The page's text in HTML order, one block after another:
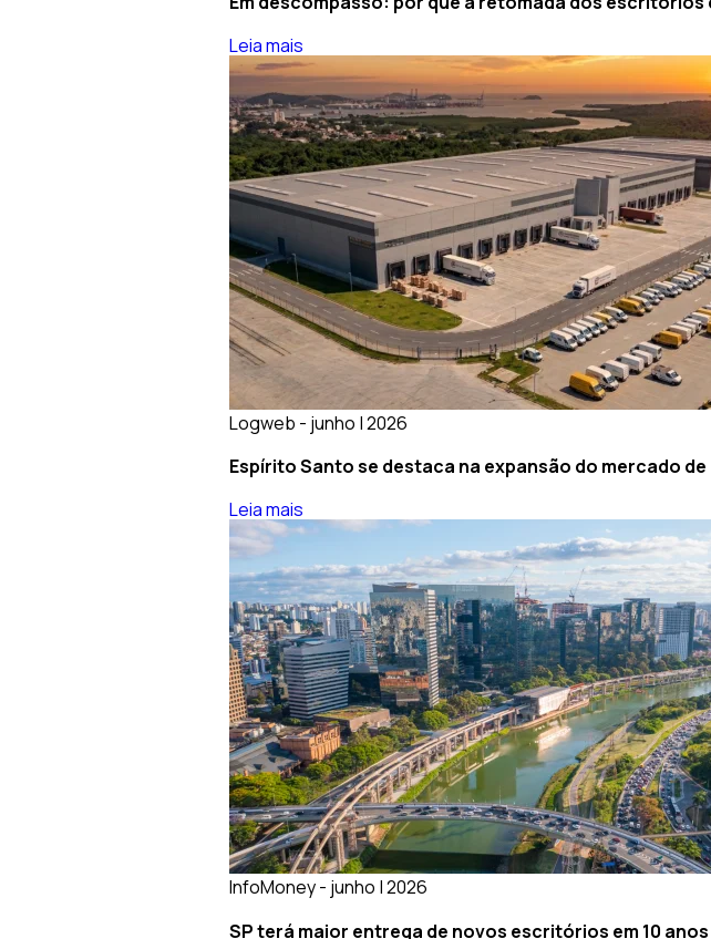
Leia mais
Logweb - junho | 2026
Espírito Santo se destaca na expansão do mercado
Leia mais
InfoMoney - junho | 2026
SP terá maior entrega de novos escritórios em 10